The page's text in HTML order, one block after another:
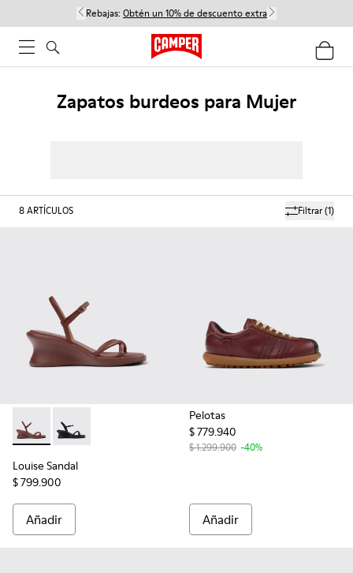
Rebajas: Obtén un 10% de descuento extra
Zapatos burdeos para Mujer
Filtrar(1)
8ARTÍCULOS
Louise Sandal - K201916-002 - Sandalias de piel burdeos
Louise Sandal - K201916-001
Louise Sandal
$ 799.900
Añadir
Pelotas
$ 779.940
$ 1.299.900 -40%
Añadir